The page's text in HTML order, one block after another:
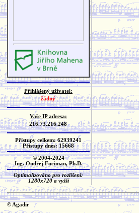
Přihlášený uživatel:
žádný
Vaše IP adresa:
216.73.216.248
Přístupy celkem: 62939241
Přístupy dnes: 15668
© 2004-2024
Ing. Ondřej Fuciman, Ph.D.
Optimalizováno pro rozlišení:
1280x720 a vyšší
© Agadir